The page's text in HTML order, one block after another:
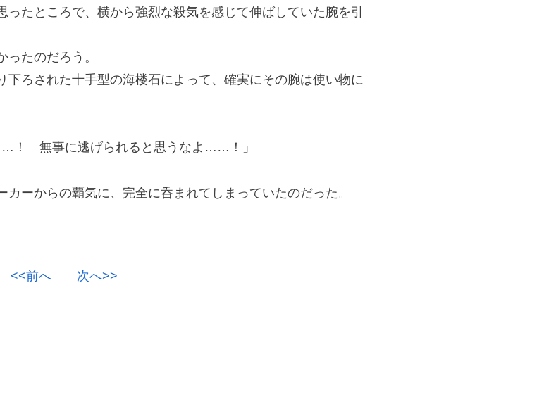
たところで、横から強烈な殺気を感じて伸ばしていた腕を引
たのだろう。
ろされた十手型の海楼石によって、確実にその腕は使い物に
！ 無事に逃げられると思うなよ……！」
ーからの覇気に、完全に呑まれてしまっていたのだった。
<<前へ 次へ>>